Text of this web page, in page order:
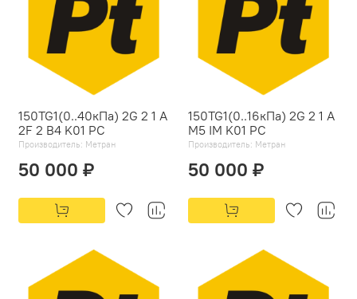
150TG1(0..40кПа) 2G 2 1 A
2F 2 B4 K01 PC
Производитель: Метран
50 000 ₽
150TG1(0..16кПа) 2G 2 1 A
M5 IM K01 PC
Производитель: Метран
50 000 ₽